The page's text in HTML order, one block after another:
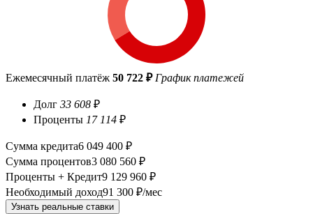
Ежемесячный платёж 50 722 ₽ График платежей
Долг 33 608 ₽
Проценты 17 114 ₽
Сумма кредита6 049 400 ₽
Сумма процентов3 080 560 ₽
Проценты + Кредит9 129 960 ₽
Необходимый доход91 300 ₽/мес
Узнать реальные ставки